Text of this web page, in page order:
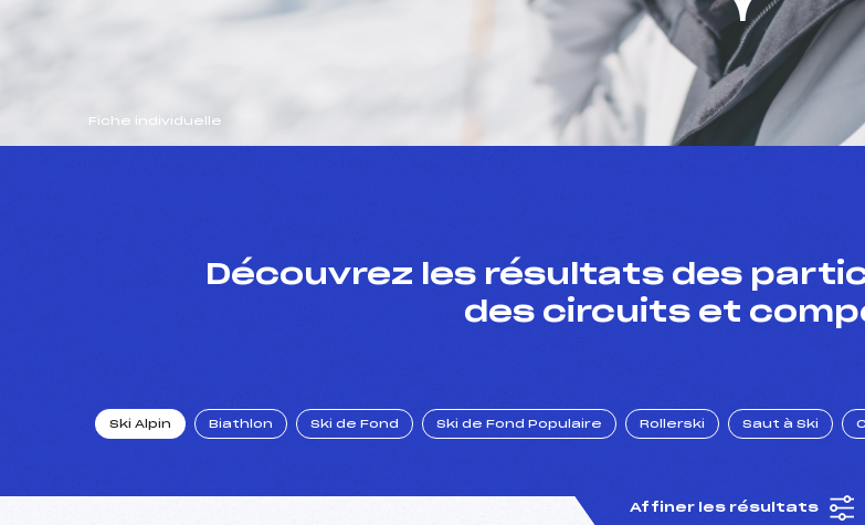
Fiche individuelle
Découvrez les résultats des
des circuits et
Ski Alpin Biathlon Ski de Fond Ski de Fond Populaire Rollerski Saut à Ski
Affiner les résultats